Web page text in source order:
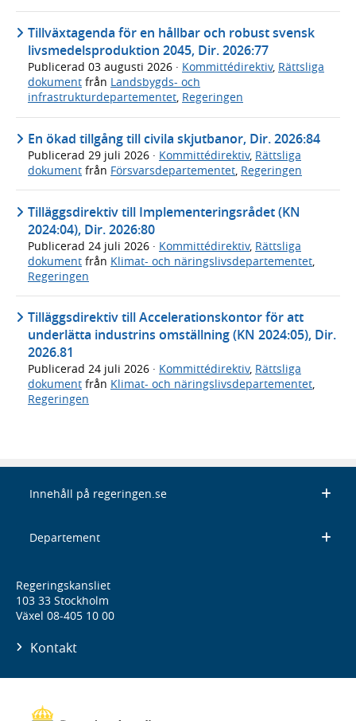
Tillväxtagenda för en hållbar och robust svensk
livsmedelsproduktion 2045, Dir. 2026:77
Publicerad 03 augusti 2026 · Kommittédirektiv, Rättsliga
dokument från Landsbygds- och
infrastrukturdepartementet, Regeringen
En ökad tillgång till civila skjutbanor, Dir. 2026:84
Publicerad 29 juli 2026 · Kommittédirektiv, Rättsliga
dokument från Försvarsdepartementet, Regeringen
Tilläggsdirektiv till Implementeringsrådet (KN
2024:04), Dir. 2026:80
Publicerad 24 juli 2026 · Kommittédirektiv, Rättsliga
dokument från Klimat- och näringslivsdepartementet
Regeringen
Tilläggsdirektiv till Accelerationskontor för att
underlätta industrins omställning (KN 2024:05), Dir.
2026.81
Publicerad 24 juli 2026 · Kommittédirektiv, Rättsliga
dokument från Klimat- och näringslivsdepartementet,
Regeringen
Innehåll på regeringen.se
Departement
Regeringskansliet
103 33 Stockholm
Växel 08-405 10 00
Kontakt